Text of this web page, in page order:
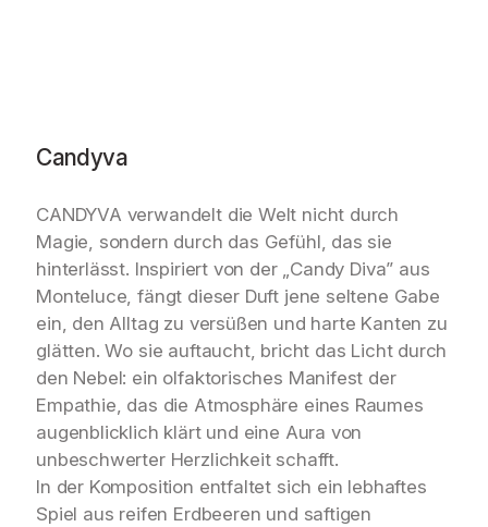
0
m
M
e
n
g
Candyva
CANDYVA verwandelt die Welt nicht durch
Magie, sondern durch das Gefühl, das sie
hinterlässt. Inspiriert von der „Candy Diva” aus
Monteluce, fängt dieser Duft jene seltene Gabe
ein, den Alltag zu versüßen und harte Kanten zu
glätten. Wo sie auftaucht, bricht das Licht durch
den Nebel: ein olfaktorisches Manifest der
Empathie, das die Atmosphäre eines Raumes
augenblicklich klärt und eine Aura von
unbeschwerter Herzlichkeit schafft.
In der Komposition entfaltet sich ein lebhaftes
Spiel aus reifen Erdbeeren und saftigen